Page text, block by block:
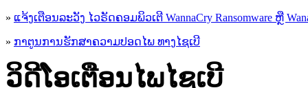
» ແຈ້ງເຕືອນລະວັງ ໄວຣັດຄອມພິວເຕີ WannaCry Ransomware ຫຼື
» ກາຕູນການຮັກສາຄວາມປອດໄພ ທາງໄຊເບີ
ວິດີໂອເຕືອນໄພໄຊເບີ